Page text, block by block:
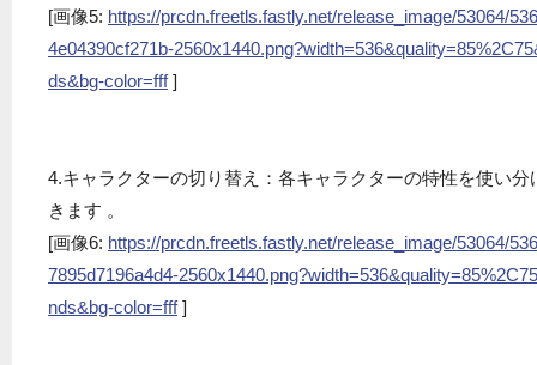
[画像5: https://prcdn.freetls.fastly.net/release_image/53064/
4e04390cf271b-
ds&bg-color=fff]
4.キャラクターの切り替え：各キャラクターの特性を使い
きます 。
[画像6: https://prcdn.freetls.fastly.net/release_image/53064/
7895d7196a4d4-
nds&bg-color=fff]